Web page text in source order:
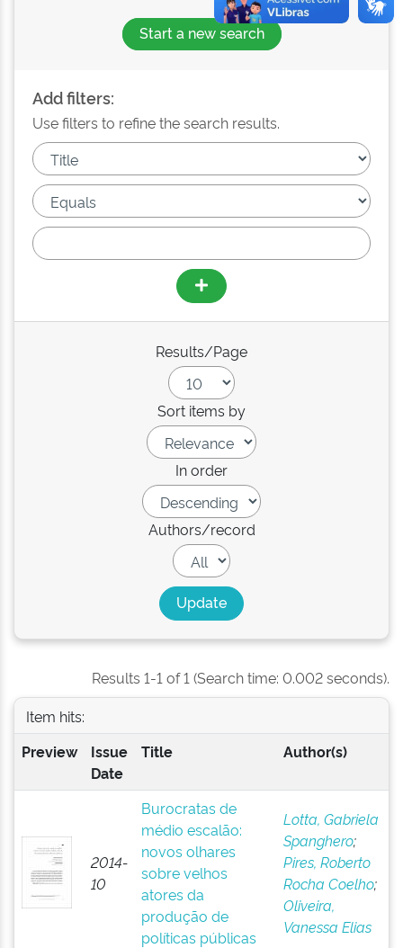
Start a new search
Add filters:
Use filters to refine the search results.
Results/Page
Sort items by
In order
Authors/record
Results 1-1 of 1 (Search time: 0.002 seconds).
Item hits:
Preview
Issue
Date
Title Author(s)
2014-
10
Burocratas de
médio escalão:
novos olhares
sobre velhos
atores da
produção de
políticas públicas
Lotta, Gabriela
Spanghero;
Pires, Roberto
Rocha Coelho;
Oliveira,
Vanessa Elias